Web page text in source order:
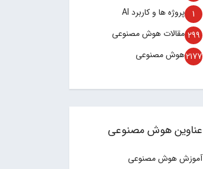
پروژه ها و کاربرد AI 1
مقالات هوش مصنوعی 299
هوش مصنوعی2177
عناوین هوش مصنوعی
آموزش هوش مصنوعی